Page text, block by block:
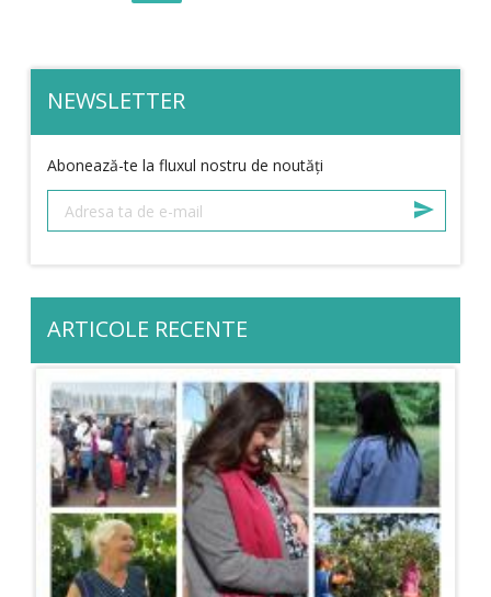
NEWSLETTER
Abonează-te la fluxul nostru de noutăți
ARTICOLE RECENTE